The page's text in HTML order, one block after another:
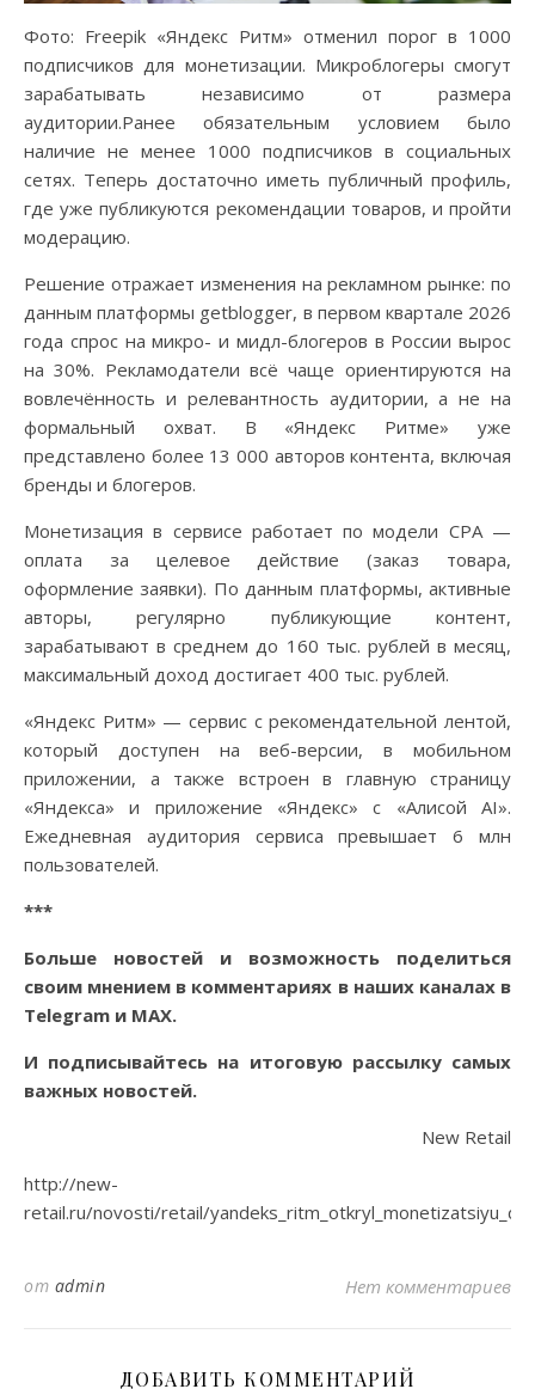
Фото: Freepik «Яндекс Ритм» отменил порог в 1000
подписчиков для монетизации. Микроблогеры смогут
зарабатывать независимо от размера
аудитории.Ранее обязательным условием было
наличие не менее 1000 подписчиков в социальных
сетях. Теперь достаточно иметь публичный профиль,
где уже публикуются рекомендации товаров, и пройти
модерацию.
Решение отражает изменения на рекламном рынке: по
данным платформы getblogger, в первом квартале 2026
года спрос на микро- и мидл-блогеров в России вырос
на 30%. Рекламодатели всё чаще ориентируются на
вовлечённость и релевантность аудитории, а не на
формальный охват. В «Яндекс Ритме» уже
представлено более 13 000 авторов контента, включая
бренды и блогеров.
Монетизация в сервисе работает по модели CPA —
оплата за целевое действие (заказ товара,
оформление заявки). По данным платформы, активные
авторы, регулярно публикующие контент,
зарабатывают в среднем до 160 тыс. рублей в месяц,
максимальный доход достигает 400 тыс. рублей.
«Яндекс Ритм» — сервис с рекомендательной лентой,
который доступен на веб-версии, в мобильном
приложении, а также встроен в главную страницу
«Яндекса» и приложение «Яндекс» с «Алисой AI».
Ежедневная аудитория сервиса превышает 6 млн
пользователей.
***
Больше новостей и возможность поделиться
своим мнением в комментариях в наших каналах в
Telegram и MAX.
И подписывайтесь на итоговую рассылку самых
важных новостей.
New Retail
http://new-
retail.ru/novosti/retail/
от admin Нет комментариев
ДОБАВИТЬ КОММЕНТАРИЙ